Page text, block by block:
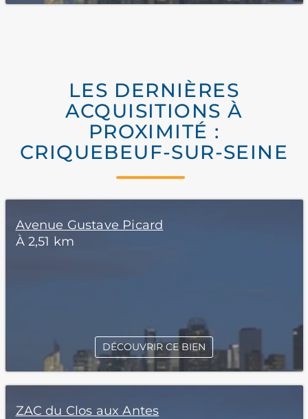
LES DERNIÈRES
ACQUISITIONS À
PROXIMITÉ :
CRIQUEBEUF-SUR-SEINE
Avenue Gustave Picard
À 2,51 km
DÉCOUVRIR CE BIEN
ZAC du Clos aux Antes